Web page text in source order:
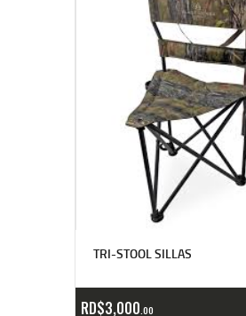
TRI-STOOL SILLAS
RD$3,000 00